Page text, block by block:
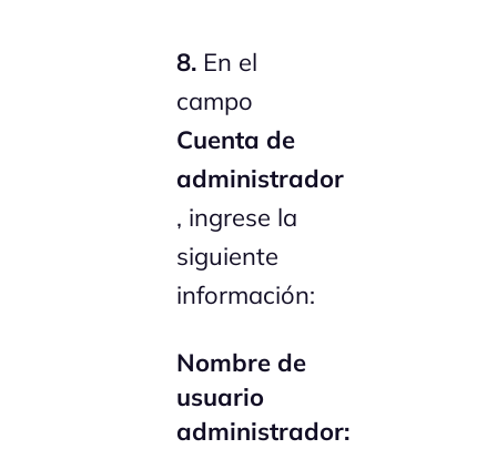
8. En el
campo
Cuenta de
administrador
, ingrese la
siguiente
información:
Nombre de
usuario
administrador: